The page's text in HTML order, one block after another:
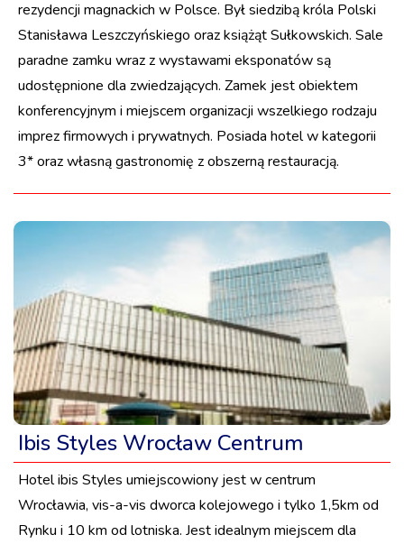
rezydencji magnackich w Polsce. Był siedzibą króla Polski
Stanisława Leszczyńskiego oraz książąt Sułkowskich. Sale
paradne zamku wraz z wystawami eksponatów są
udostępnione dla zwiedzających. Zamek jest obiektem
konferencyjnym i miejscem organizacji wszelkiego rodzaju
imprez firmowych i prywatnych. Posiada hotel w kategorii
3* oraz własną gastronomię z obszerną restauracją.
Ibis Styles Wrocław Centrum
Hotel ibis Styles umiejscowiony jest w centrum
Wrocławia, vis-a-vis dworca kolejowego i tylko 1,5km od
Rynku i 10 km od lotniska. Jest idealnym miejscem dla